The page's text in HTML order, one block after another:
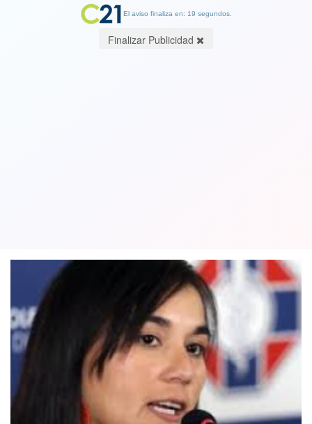
El aviso finaliza en: 19 segundos.
Finalizar Publicidad